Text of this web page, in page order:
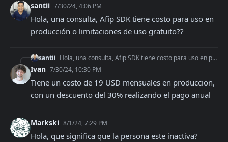
santii 7/30/24, 4:06 PM
Hola, una consulta, Afip SDK tiene costo para uso en
producción o limitaciones de uso gratuito??
santii Hola, una consulta, Afip SDK tiene costo para uso en producción o limitaciones de uso gratuito??
Ivan 7/30/24, 10:30 PM
Tiene un costo de 19 USD mensuales en produccion,
con un descuento del 30% realizando el pago anual
Markski 8/1/24, 7:29 PM
Hola, que significa que la persona este inactiva?